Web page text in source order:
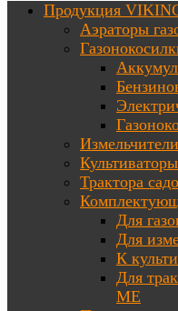
Продукция
Аэраторы
Трактора
Для
Для
К
Для
ME